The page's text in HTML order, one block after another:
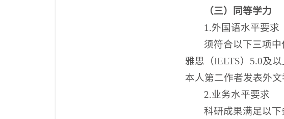
（三）同等学力
1.外国语水平要求
须符合以下三项中
雅思（IELTS）5.0及
本人第二作者发表外
2.业务水平要求
科研成果满足以下